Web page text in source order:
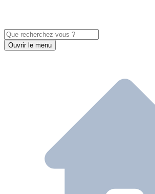
Ouvrir le menu